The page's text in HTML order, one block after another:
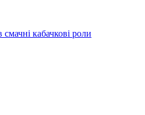
кабачкові роли